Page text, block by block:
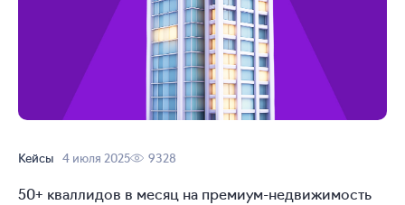
Кейсы 4 июля 2025 9328
50+ кваллидов в месяц на премиум-недвижимость